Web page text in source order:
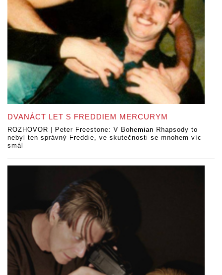
DVANÁCT LET S FREDDIEM MERCURYM
ROZHOVOR | Peter Freestone: V Bohemian Rhapsody to
nebyl ten správný Freddie, ve skutečnosti se mnohem víc
smál